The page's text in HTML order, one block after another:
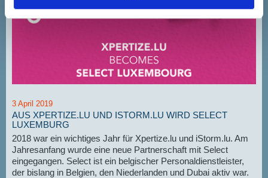
3 April 2019
AUS XPERTIZE.LU UND ISTORM.LU WIRD SELECT
LUXEMBURG
2018 war ein wichtiges Jahr für Xpertize.lu und iStorm.lu. Am
Jahresanfang wurde eine neue Partnerschaft mit Select
eingegangen. Select ist ein belgischer Personaldienstleister,
der bislang in Belgien, den Niederlanden und Dubai aktiv war.